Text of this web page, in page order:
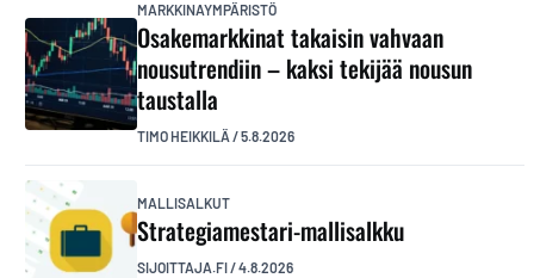
MARKKINAYMPÄRISTÖ
Osakemarkkinat takaisin vahvaan
nousutrendiin – kaksi tekijää nousun
taustalla
TIMO HEIKKILÄ /5.8.2026
MALLISALKUT
Strategiamestari-mallisalkku
SIJOITTAJA.FI/4.8.2026